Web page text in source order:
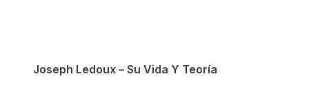
Joseph Ledoux – Su Vida Y Teoría